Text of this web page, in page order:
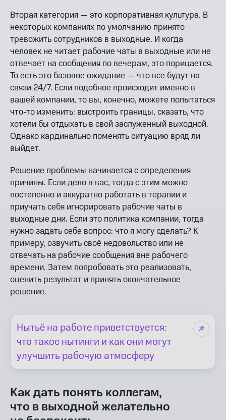
Вторая категория — это корпоративная культура. В
некоторых компаниях по умолчанию принято
тревожить сотрудников в выходные. И когда
человек не читает рабочие чаты в выходные или не
отвечает на сообщения по вечерам, это порицается.
То есть это базовое ожидание — что все будут на
связи 24/7. Если подобное происходит именно в
вашей компании, то вы, конечно, можете попытаться
что-то изменить: выстроить границы, сказать, что
хотели бы отдыхать в свой заслуженный выходной.
Однако кардинально поменять ситуацию вряд ли
выйдет.
Решение проблемы начинается с определения
причины. Если дело в вас, тогда с этим можно
постепенно и аккуратно работать в терапии и
приучать себя игнорировать рабочие чаты в
выходные дни. Если это политика компании, тогда
нужно задать себе вопрос: что я могу сделать? К
примеру, озвучить своё недовольство или не
отвечать на рабочие сообщения вне рабочего
времени. Затем попробовать это реализовать,
оценить результат и принять окончательное
решение.
Нытьё на работе приветствуется:
что такое нытинги и как они могут
улучшить рабочую атмосферу
Как дать понять коллегам,
что в выходной желательно